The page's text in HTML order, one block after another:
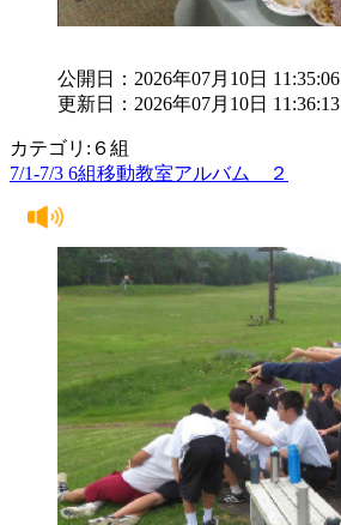
公開日：2026年07月10日 11:35:06
更新日：2026年07月10日 11:36:13
カテゴリ:６組
7/1-7/3 6組移動教室アルバム ２